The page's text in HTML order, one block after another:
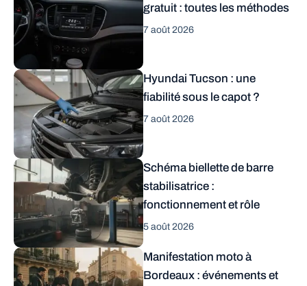
gratuit : toutes les méthodes
7 août 2026
Hyundai Tucson : une
fiabilité sous le capot ?
7 août 2026
Schéma biellette de barre
stabilisatrice :
fonctionnement et rôle
5 août 2026
Manifestation moto à
Bordeaux : événements et